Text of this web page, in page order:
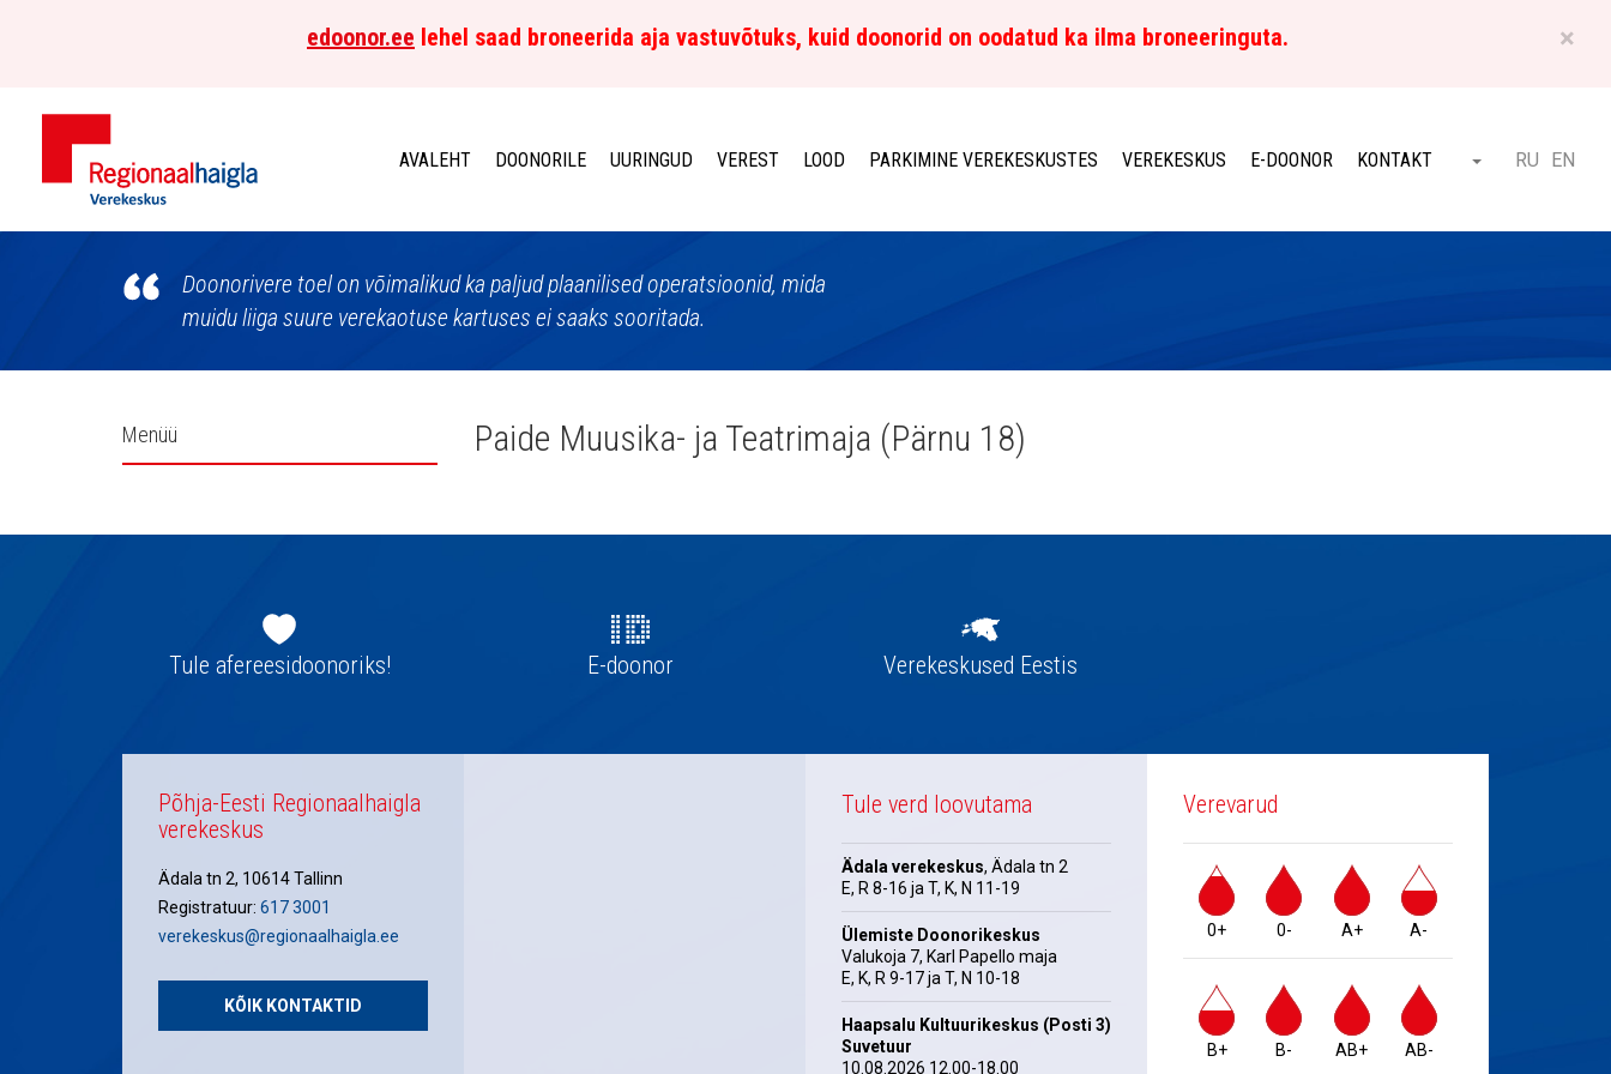
×
edoonor.ee lehel saad broneerida aja vastuvõtuks, kuid doonorid on oodatud ka ilma broneeringuta.
Põhja-
AVALEHT DOONORILE UURINGUD VEREST LOOD PARKIMINE VEREKESKUSTES VEREKESKUS E-DOONOR KONTAKT Otsi ET
RU EN
Doonorivere toel on võimalikud ka paljud plaanilised operatsioonid, mida
muidu liiga suure verekaotuse kartuses ei saaks sooritada.
Külgpaani
Menüü Paide Muusika- ja Teatrimaja (Pärnu 18)
navigatsioonTule afereesidoonoriks! E-doonor Verekeskused Eestis
Põhja-Eesti Regionaalhaigla
verekeskus
Ädala tn 2, 10614 Tallinn
Registratuur: 617 3001
verekeskus@regionaalhaigla.ee
KÕIK KONTAKTID
Tule verd loovutama
Ädala verekeskus, Ädala tn 2
E, R 8-16 ja T, K, N 11-19
Ülemiste Doonorikeskus
Valukoja 7, Karl Papello maja
E, K, R 9-17 ja T, N 10-18
Haapsalu Kultuurikeskus (Posti 3)
Suvetuur
10.08.2026 12.00-18.00
Verevarud
0+ 0- A+ A-
B+ B- AB+ AB-